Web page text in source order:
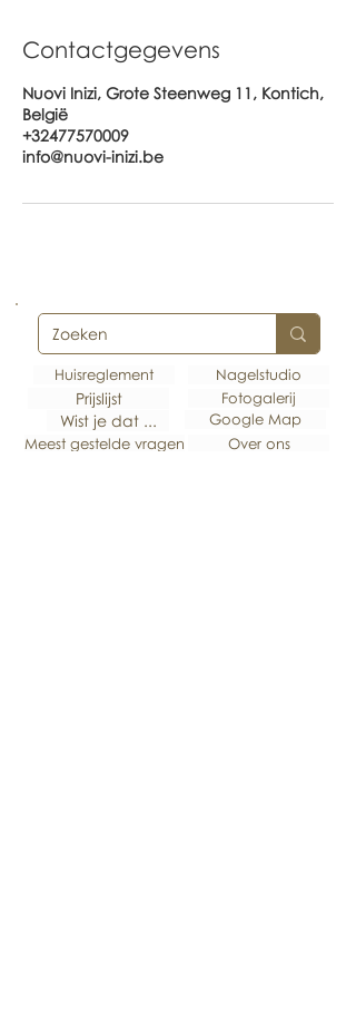
Contactgegevens
Nuovi Inizi, Grote Steenweg 11, Kontich,
België
+32477570009
info@nuovi-inizi.be
Huisreglement
Prijslijst
Wist je dat ...
Meest gestelde vragen
Nagelstudio
Fotogalerij
Google Map
Over ons